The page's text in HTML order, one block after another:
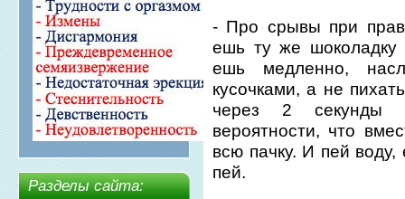
Разделы сайта:
- Про срывы при
ешь ту же шоколадку
ешь медленно,
кусочками, а не
через 2 секунды
вероятности, что
всю пачку. И пей
пей.